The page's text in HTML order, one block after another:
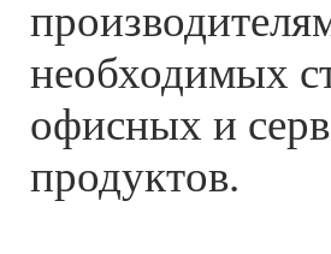
необходимых
офисных и
продуктов.